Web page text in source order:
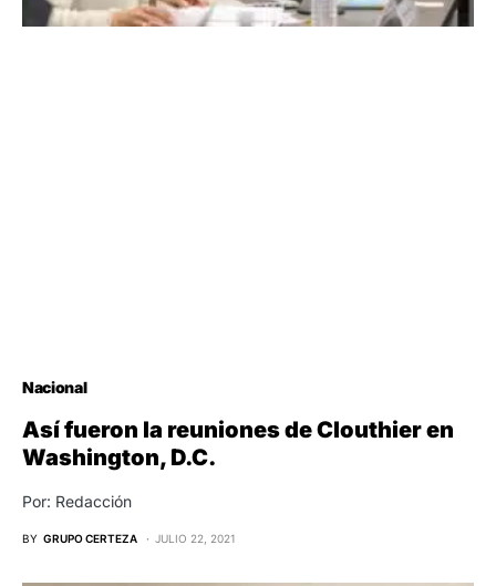
Nacional
Así fueron la reuniones de Clouthier en
Washington, D.C.
Por: Redacción
BY GRUPO CERTEZA JULIO 22, 2021